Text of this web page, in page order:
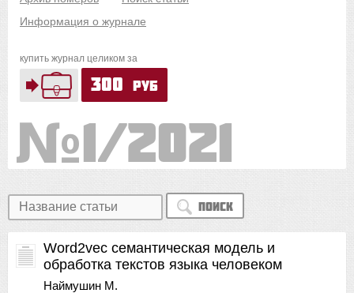
Информация о журнале
купить журнал целиком за
300 руб
1/2021
Поиск
Word2vec семантическая модель и
обработка текстов языка человеком
Наймушин М.